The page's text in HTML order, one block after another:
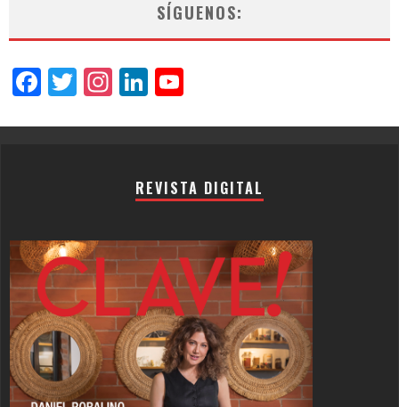
SÍGUENOS:
Facebook
Twitter
Instagram
LinkedIn
REVISTA DIGITAL